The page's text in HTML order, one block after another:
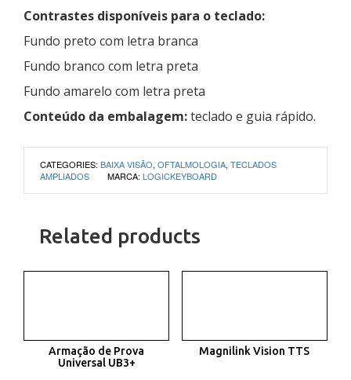
Contrastes disponíveis para o teclado:
Fundo preto com letra branca
Fundo branco com letra preta
Fundo amarelo com letra preta
Conteúdo da embalagem:teclado e guia rápido.
CATEGORIES: BAIXA VISÃO, OFTALMOLOGIA, TECLADOS
AMPLIADOS
MARCA: LOGICKEYBOARD
Related products
Armação de Prova
Universal UB3+
Magnilink Vision TTS